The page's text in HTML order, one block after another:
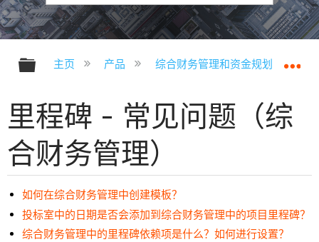
扩展/隐缩全局层次
主页 产品 综合财务管理和资金规划
里程碑 - 常见问题（综
合财务管理）
如何在综合财务管理中创建模板？
投标室中的日期是否会添加到综合财务管理中的项目里程碑？
综合财务管理中的里程碑依赖项是什么？如何进行设置？